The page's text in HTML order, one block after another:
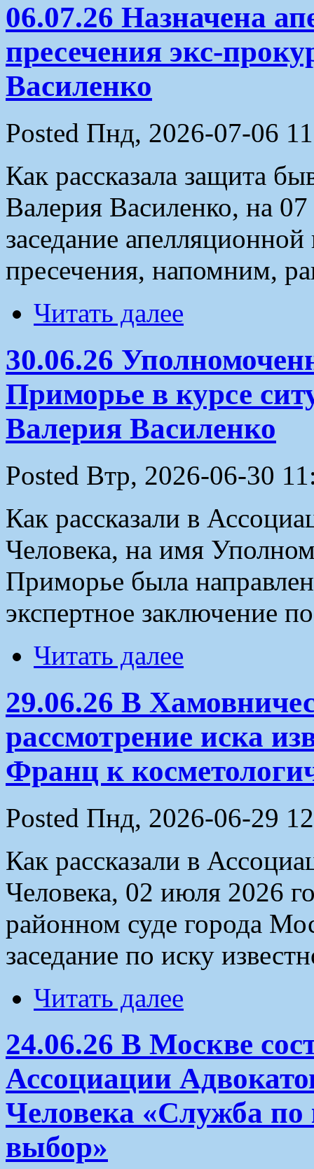
06.07.26 Назначена
пресечения экс-
Василенко
Posted Пнд, 2026-07-06
Как рассказала защита
Валерия Василенко, на
заседание
пресечения, напомним,
Читать далее
30.06.26
Приморье в курсе
Валерия Василенко
Posted Втр, 2026-06-30
Как рассказали в
Человека, на имя
Приморье была
экспертное заключение
Читать далее
29.06.26 В
рассмотрение иска
Франц к
Posted Пнд, 2026-06-29
Как рассказали в
Человека, 02 июля 2026
районном суде города
заседание по иску
Читать далее
24.06.26 В Москве
Ассоциации
Человека «Служба
выбор»